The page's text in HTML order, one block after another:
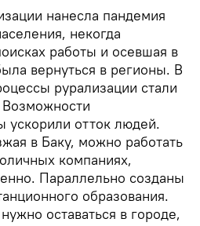
нанесла пандемия
некогда
работы и осевшая в
вернуться в регионы. В
рурализации стали
ускорили отток людей.
в Баку, можно работать
компаниях,
Параллельно созданы
образования.
оставаться в городе,